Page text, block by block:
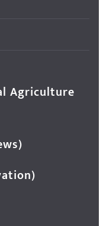
Agriculture